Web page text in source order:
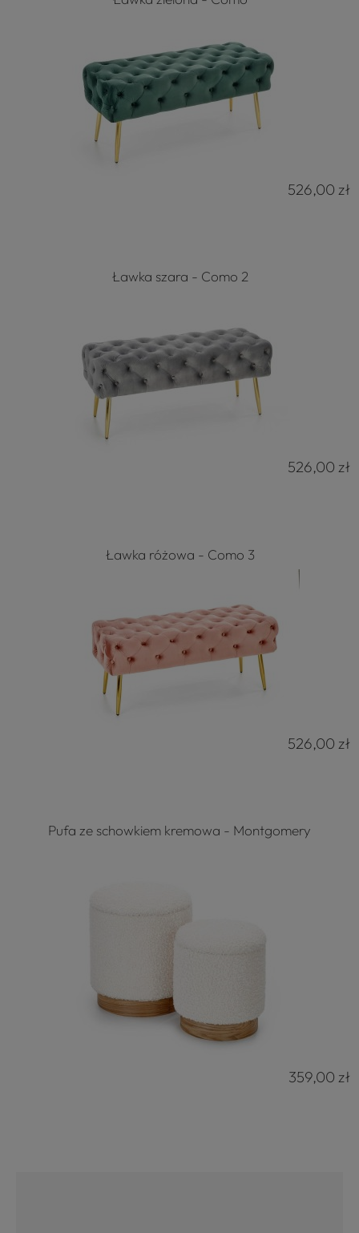
526,00 zł
Ławka szara - Como 2
526,00 zł
Ławka różowa - Como 3
526,00 zł
Pufa ze schowkiem kremowa - Montgomery
359,00 zł